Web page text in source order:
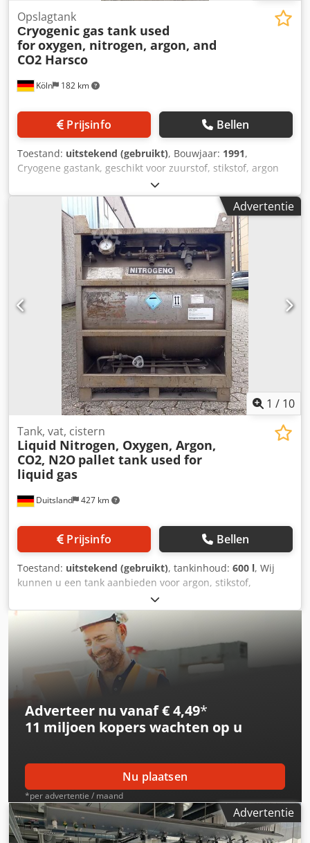
Köln 182 km
Opslagtank
Сryogenic gas tank used
foroxygen, nitrogen, argon, and
CO2 Harsco
Prijsinfo Bellen
Toestand: uitstekend (gebruikt), Bouwjaar: 1991,
Cryogene gastank, geschikt voor zuurstof, stikstof, argon
en kooldioxide (CO₂). Fabrikant: Harsco (Duitsland)
Bouwjaar: 1991 Vacuümisolatie: met certificaat. Wij
beschikken tevens over een groot aantal andere tanks voor
diverse technische gassen. Geef uw specifieke wensen
aan, wij adviseren u graag. Dcodoyuu Scjpfx Albok
Advertentie
1 / 10
Duitsland 427 km
Tank, vat, cistern
Liquid Nitrogen, Oxygen, Argon,
CO2, N2O pallet tank used for
liquid gas
Prijsinfo Bellen
Toestand: uitstekend (gebruikt), tankinhoud: 600 l, Wij
kunnen u een tank aanbieden voor argon, stikstof,
zuurstof, kooldioxide en distikstofoxide: Fabrikant: AGA
CRYO Inhoud: 600 liter Dedsvdb A Njpfx Albeck Werkdruk:
17,5 bar Wij hebben ook andere tanks voor vloeibaar
stikstof (LIN), vloeibaar zuurstof (LOX), vloeibaar argon
(LAR), vloeibaar aardgas (LNG) en koolstofdioxide (CO2),
argon, zuurstof, stikstof en kooldioxide, waterstof en
methaan. Wij maken graag een offerte voor u of
verstrekken u verdere informatie. Neem contact met ons
op via telefoon of e-mail om de mogelijkheden te
bespreken.
Adverteer nu vanaf € 4,49*
11 miljoen koperswachten op u
Nu plaatsen
*per advertentie / maand
Advertentie